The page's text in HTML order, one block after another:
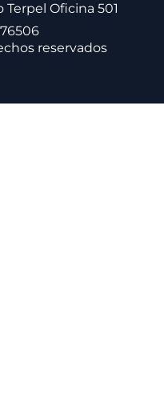
Terpel Oficina 501
reservados